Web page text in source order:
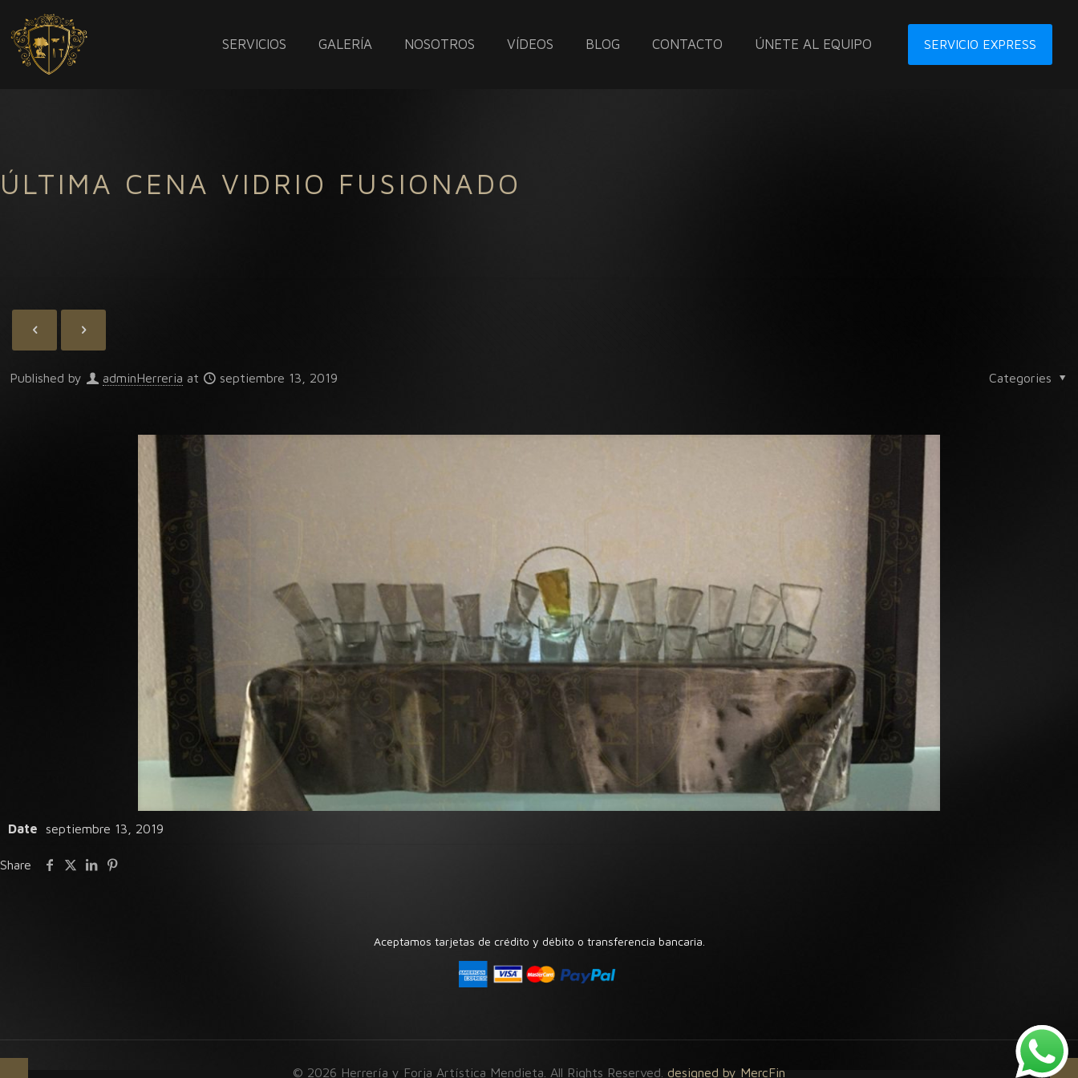
SERVICIOS GALERÍA NOSOTROS VÍDEOS BLOG CONTACTO ÚNETE AL EQUIPO SERVICIO EXPRESS
ÚLTIMA CENA VIDRIO FUSIONADO
Published by adminHerreria at septiembre 13, 2019 Categories
Date septiembre 13, 2019
Share
Aceptamos tarjetas de crédito y débito o transferencia bancaria.
© 2026 Herrería y Forja Artística Mendieta. All Rights Reserved. designed by MercFin